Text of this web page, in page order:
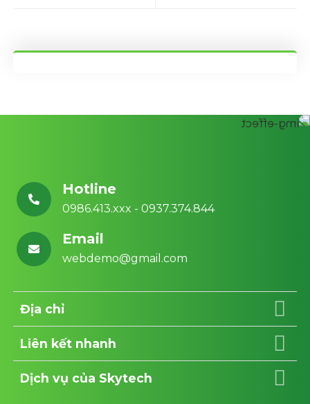
Hotline
0986.413.xxx - 0937.374.844
Email
webdemo@gmail.com
Địa chỉ
Liên kết nhanh
Dịch vụ của Skytech